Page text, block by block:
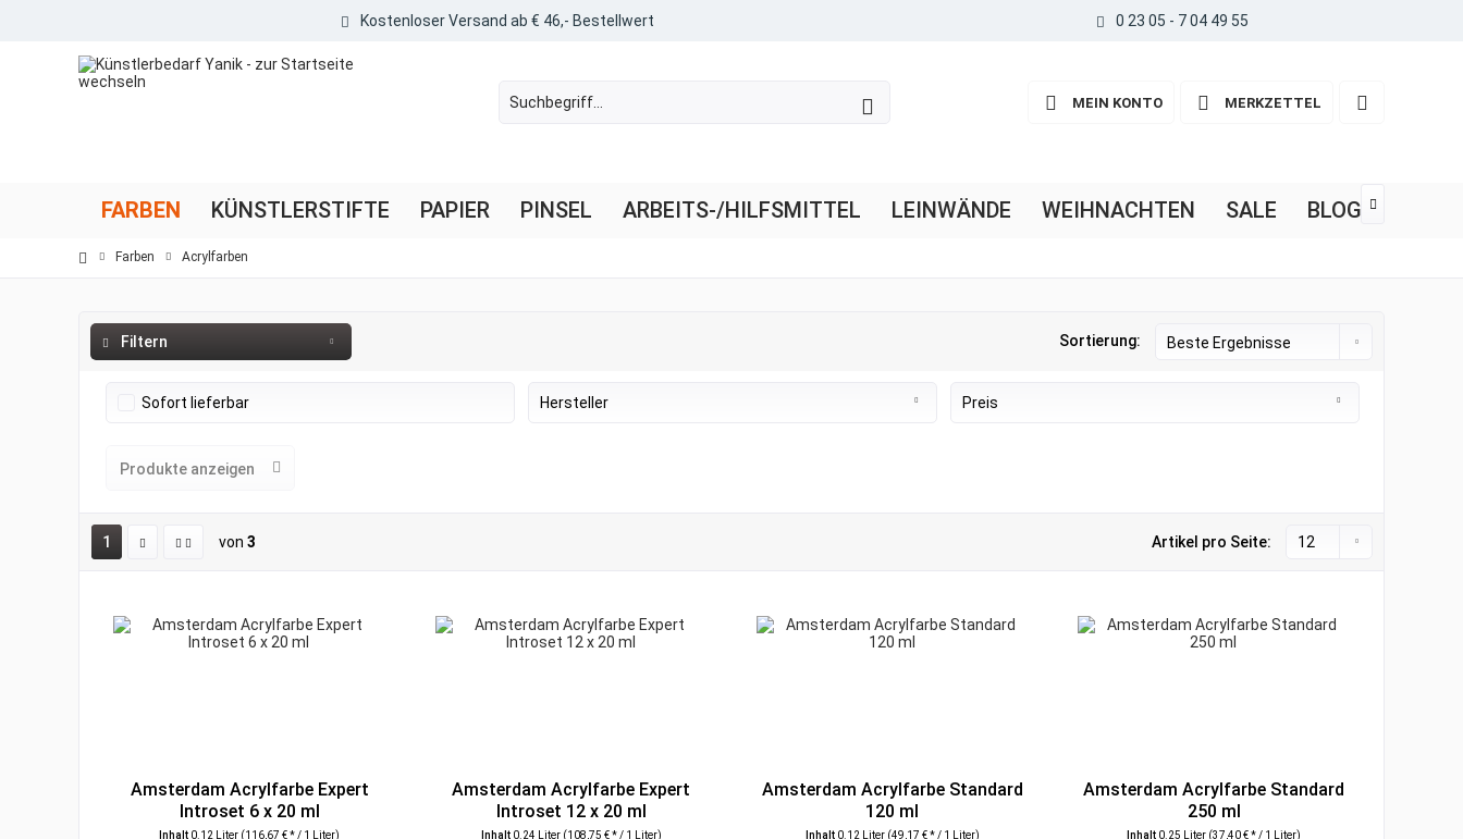
Kostenloser Versand ab € 46,- Bestellwert 0 23 05 - 7 04 49 55
MERKZETTEL
MEIN KONTO
FARBEN KÜNSTLERSTIFTE PAPIER PINSEL ARBEITS-/HILFSMITTEL LEINWÄNDE WEIHNACHTEN SALE BLOG 
Farben Acrylfarben
Filtern Sortierung:
Sofort lieferbar Hersteller
MOLOTOW
Sennelier
Preis
Produkte anzeigen
1 von 3 Artikel pro Seite:
Amsterdam Acrylfarbe Expert
Introset 6 x 20 ml
Inhalt 0.12 Liter (116,67 € * / 1 Liter)
Amsterdam Acrylfarbe Expert
Introset 12 x 20 ml
Inhalt 0.24 Liter (108,75 € * / 1 Liter)
Amsterdam Acrylfarbe Standard
120 ml
Inhalt 0.12 Liter (49,17 € * / 1 Liter)
Amsterdam Acrylfarbe Standard
250 ml
Inhalt 0.25 Liter (37,40 € * / 1 Liter)